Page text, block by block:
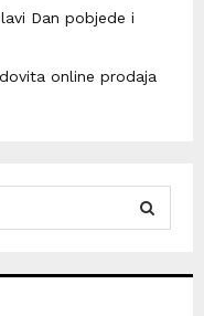
Dan pobjede i
online prodaja